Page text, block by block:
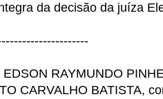
da decisão da juíza
RAYMUNDO
CARVALHO BATISTA,